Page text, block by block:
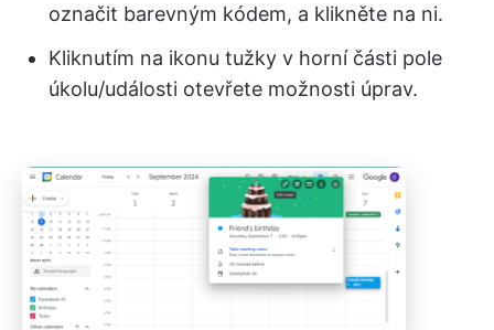
označit barevným kódem, a klikněte na ni.
Kliknutím na ikonu tužky v horní části pole
úkolu/události otevřete možnosti úprav.